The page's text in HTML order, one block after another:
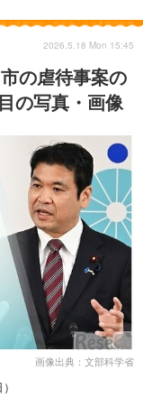
の虐待事案の
の写真・画像
2026.5.18 Mon 15:45
画像出典：文部科学省